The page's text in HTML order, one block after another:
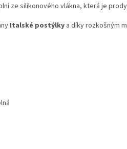
ze silikonového vlákna, která je
Italské postýlky a díky rozkošným